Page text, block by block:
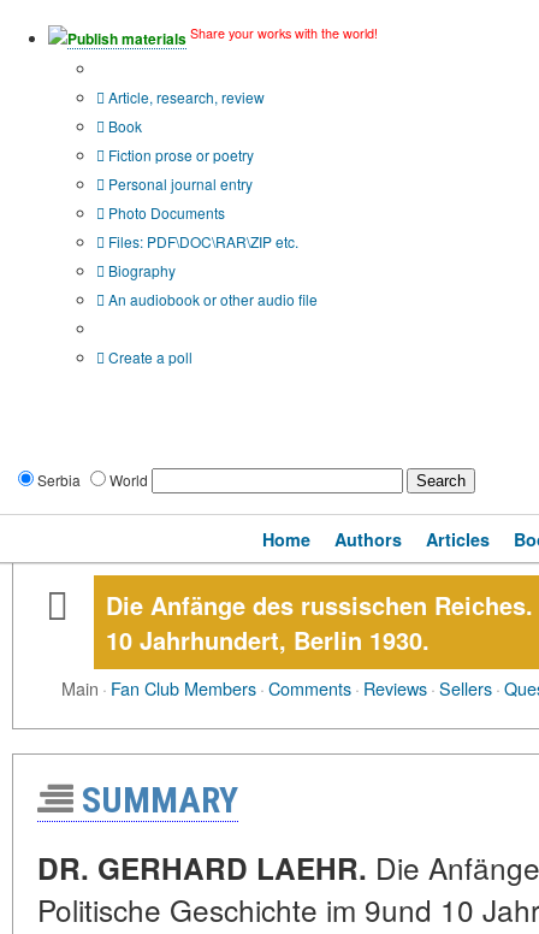
Publish materials Share your works with the world!
Article, research, review
Book
Fiction prose or poetry
Personal journal entry
Photo Documents
Files: PDF\DOC\RAR\ZIP etc.
Biography
An audiobook or other audio file
Create a poll
Serbia World
Home Authors Articles
Die Anfänge des russischen
10 Jahrhundert, Berlin 1930.
Main · Fan Club Members·Comments· Reviews·Sellers·
SUMMARY
DR. GERHARD LAEHR. Die
Politische Geschichte im 9und 10